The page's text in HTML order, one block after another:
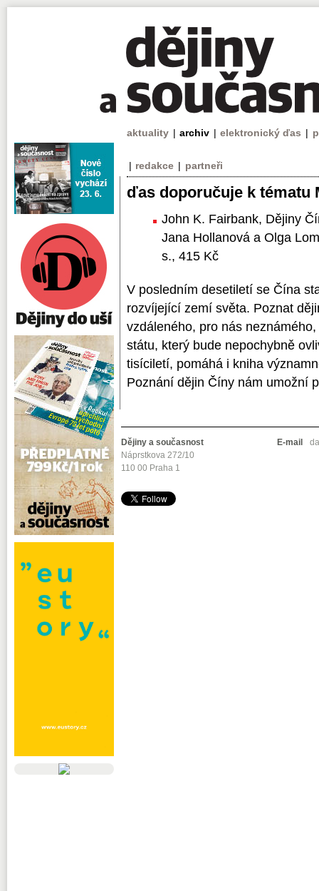
aktuality | archiv | elektronický ďas |
| redakce | partneři
ďas doporučuje k tématu
John K. Fairbank, Dějiny
Jana Hollanová a Olga
s., 415 Kč
V posledním desetiletí se Čína
rozvíjející zemí světa. Poznat
vzdáleného, pro nás
státu, který bude nepochybně
tisíciletí, pomáhá i kniha
Poznání dějin Číny nám umožní
Dějiny a současnost
Náprstkova 272/10
110 00 Praha 1
E-mail